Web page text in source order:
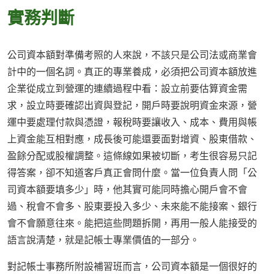
實務判斷
公司資本額對準備考照的人來說，不該只是公司法或商業會
計中的一個名詞。真正的專業養成，必須把公司資本額放進
企業從成立到營運的連續過程中看：設立前要估算資金需
求，設立時要確認出資與登記，開戶時要說明資金來源，營
運中要處理付款與憑證，報稅時要讓收入、成本、費用與帳
上資金能互相對應，成長後可能還要面對增資、股東借款、
盈餘分配或股權調整。這條線如果被切斷，考生很容易只記
得答案，卻不知道客戶真正會問什麼。當一位負責人問「公
司資本額要填多少」時，他其實可能同時擔心開戶會不會
過、稅會不會多、股東要投入多少、未來能不能接案、銀行
會不會願意往來。能把這些問題拆開，再用一般人能接受的
語言說清楚，就是記帳士專業價值的一部分。
對記帳士事務所附設補習班而言，公司資本額是一個很好的